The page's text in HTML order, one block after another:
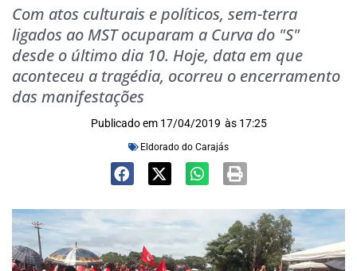
Com atos culturais e políticos, sem-terra
ligados ao MST ocuparam a Curva do "S"
desde o último dia 10. Hoje, data em que
aconteceu a tragédia, ocorreu o encerramento
das manifestações
Publicado em 17/04/2019 às 17:25
Eldorado do Carajás